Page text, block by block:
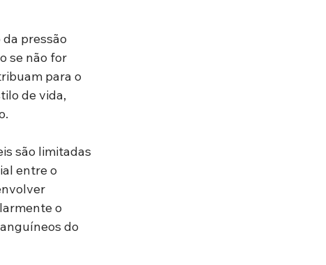
pressão
se não for
para o
de vida,
são limitadas
entre o
o
do